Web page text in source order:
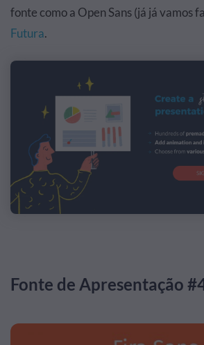
fonte como a Open Sans (já já vamos
Futura.
Fonte de Apresentação